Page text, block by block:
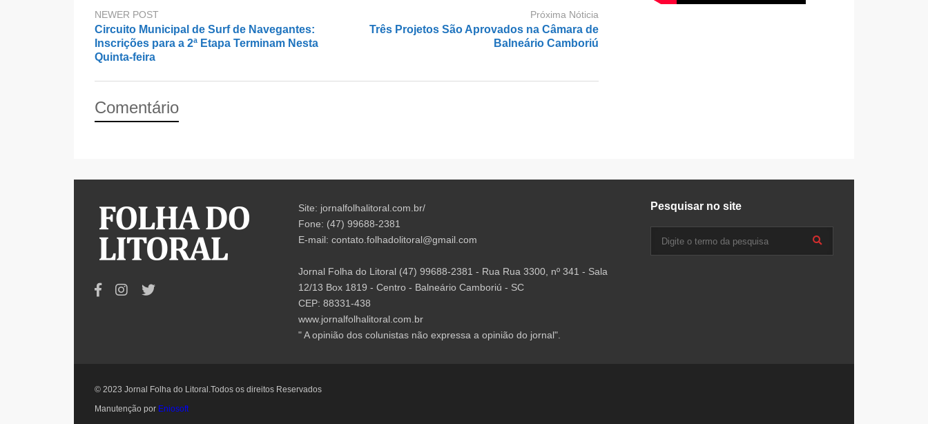
NEWER POST
Circuito Municipal de Surf de Navegantes:
Inscrições para a 2ª Etapa Terminam Nesta
Quinta-feira
Próxima Nóticia
Três Projetos São Aprovados na Câmara de
Balneário Camboriú
Comentário
Site: jornalfolhalitoral.com.br/
Fone: (47) 99688-2381
E-mail:contato.folhadolitoral@gmail.com
Jornal Folha do Litoral (47) 99688-2381 - Rua Rua 3300, nº 341 - Sala
12/13 Box 1819 - Centro - Balneário Camboriú - SC
CEP: 88331-438
www.jornalfolhalitoral.com.br
" A opinião dos colunistas não expressa a opinião do jornal".
Pesquisar no site
© 2023 Jornal Folha do Litoral.Todos os direitos Reservados
Manutenção por Eniosoft